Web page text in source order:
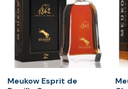
Meukow Esprit de